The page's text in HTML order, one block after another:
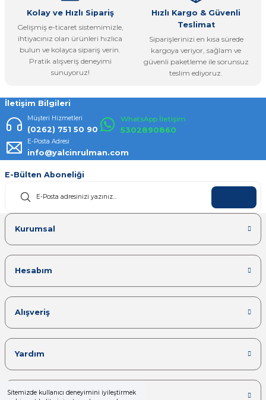
Sitemizde kullanıcı deneyimini iyileştirmek
Gönder
Kolay ve Hızlı Sipariş
Gelişmiş e-ticaret sistemimizle,
ihtiyacınız olan ürünleri hızlıca
bulun ve kolayca sipariş verin.
Pratik alışveriş deneyimi
sunuyoruz!
Hızlı Kargo & Güvenli
Teslimat
Siparişlerinizi en kısa sürede
kargoya veriyor, sağlam ve
güvenli paketleme ile sorunsuz
teslim ediyoruz.
İletişim Bilgileri
Müşteri Hizmetleri
(0262) 751 50 90
WhatsApp İletişim
5302890860
E-Posta Adresi
info@yalcinrulman.com
E-Bülten Aboneliği
Kurumsal
Hesabım
Alışveriş
Yardım
Kategoriler